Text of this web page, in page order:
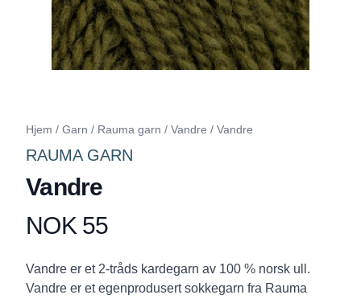
Hjem / Garn / Rauma garn / Vandre / Vandre
RAUMA GARN
Vandre
Produktdetaljer
NOK 55
Description
Vandre er et 2-tråds kardegarn av 100 % norsk ull.
Vandre er et egenprodusert sokkegarn fra Rauma